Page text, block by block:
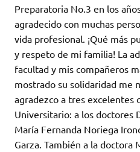
Preparatoria No.3 en los
agradecido con muchas
vida profesional. ¡Qué más
y respeto de mi familia! La
facultad y mis compañeros
mostrado su solidaridad me
agradezco a tres excelentes
Universitario: a los doctores
María Fernanda Noriega
Garza. También a la doctora